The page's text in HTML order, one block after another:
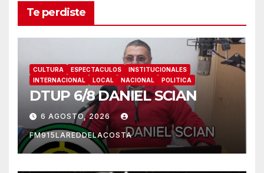
Te perdiste
CULTURA ESPECTACULOS
INSTITUCIONALES
INTERNACIONAL
LOCAL NACIONAL POLITICA
DTUP 6/8 DANIEL SCIAN
6 AGOSTO, 2026
FM915LAREDDELACOSTA